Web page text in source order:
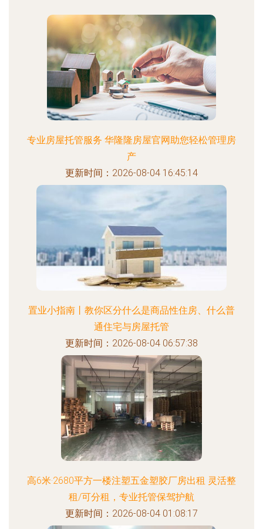
专业房屋托管服务 华隆隆房屋官网助您轻松管理房
产
更新时间：2026-08-04 16:45:14
置业小指南丨教你区分什么是商品性住房、什么普
通住宅与房屋托管
更新时间：2026-08-04 06:57:38
高6米·2680平方一楼注塑五金塑胶厂房出租 灵活整
租/可分租，专业托管保驾护航
更新时间：2026-08-04 01:08:17